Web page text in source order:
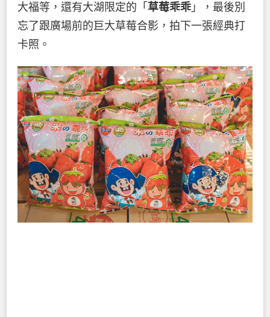
大福等，還有大湖限定的「 草莓乖乖 」，最後別
忘了跟廣場前的巨大草莓合影，拍下一張經典打
卡照。